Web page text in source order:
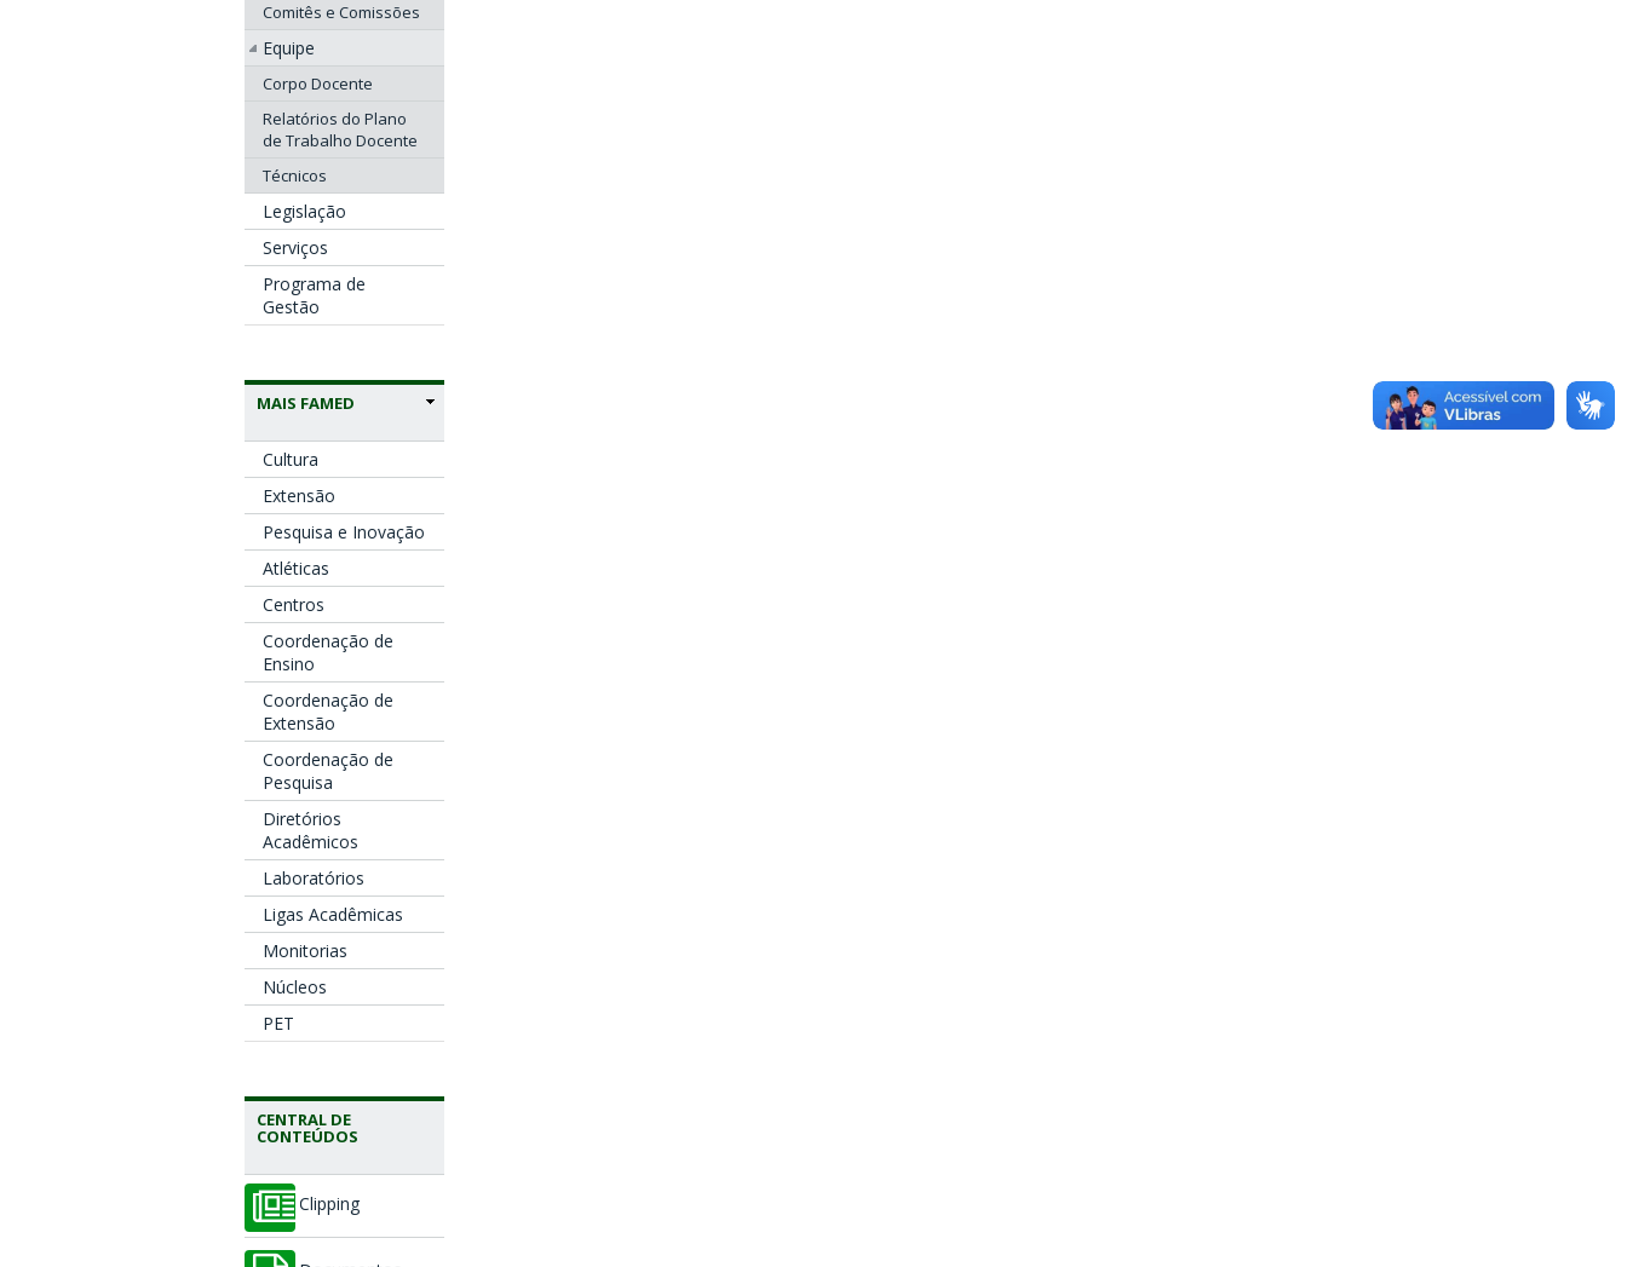
Comitês e Comissões
Equipe
Corpo Docente
Relatórios do Plano
de Trabalho Docente
Técnicos
Legislação
Serviços
Programa de
Gestão
MAIS FAMED
Cultura
Extensão
Pesquisa e Inovação
Atléticas
Centros
Coordenação de
Ensino
Coordenação de
Extensão
Coordenação de
Pesquisa
Diretórios
Acadêmicos
Laboratórios
Ligas Acadêmicas
Monitorias
Núcleos
PET
CENTRAL DE
CONTEÚDOS
Clipping